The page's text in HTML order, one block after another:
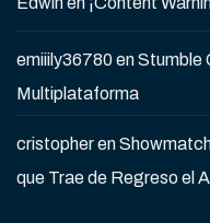
emiiily36780enStumble
Multiplataforma
cristopheren
que Trae de Regreso el